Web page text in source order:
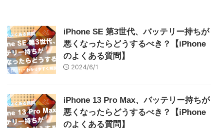
iPhone SE 第3世代、バッテリー持ちが
悪くなったらどうするべき？【iPhone
のよくある質問】
2024/6/1
iPhone 13 Pro Max、バッテリー持ちが
悪くなったらどうするべき？【iPhone
のよくある質問】